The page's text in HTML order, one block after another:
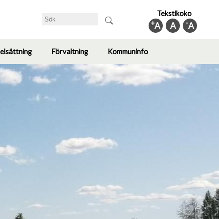
Sök Tekstikoko
-A
A
+A
Toggle
submenu
Förvaltning
Toggle
submenu
Kommuninfo
Toggle
submenu